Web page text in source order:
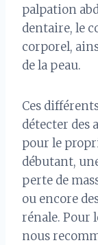
palpation
dentaire, le
corporel,
de la peau.
Ces
détecter des
pour le
débutant,
perte de
ou encore
rénale. Pour
nous